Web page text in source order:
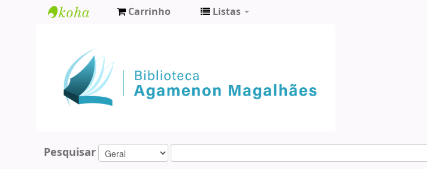
Agamenon
Magalhães
Carrinho Listas
Pesquisar